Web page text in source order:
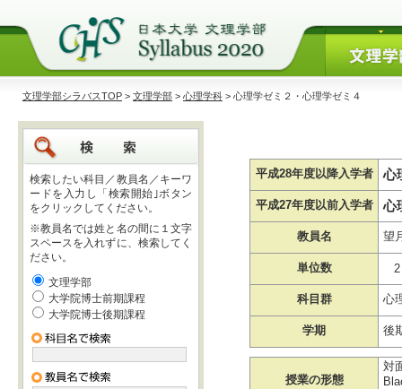
文理学部シラバスTOP > 文理学部 > 心理学科 > 心理学ゼミ２・心理学ゼミ４
検索したい科目／教員名／キーワ
ードを入力し「検索開始｣ボタン
をクリックしてください。
※教員名では姓と名の間に１文字
スペースを入れずに、検索してく
ださい。
文理学部
大学院博士前期課程
大学院博士後期課程
平成28年度以降入学者 心
平成27年度以前入学者 心
教員名 望
単位数 2
科目群 心
学期 後
授業の形態
対